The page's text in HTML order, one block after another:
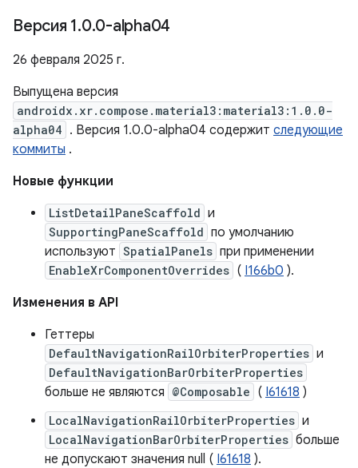
Версия 1.0.0-alpha04
26 февраля 2025 г.
Выпущена версия
androidx.xr.compose.material3:material3:1.0.0-
alpha04 . Версия 1.0.0-alpha04 содержит следующие
коммиты .
Новые функции
ListDetailPaneScaffold и
SupportingPaneScaffold по умолчанию
используют SpatialPanels при применении
EnableXrComponentOverrides ( I166b0 ).
Изменения в API
Геттеры
DefaultNavigationRailOrbiterProperties и
DefaultNavigationBarOrbiterProperties
больше не являются @Composable ( I61618 )
LocalNavigationRailOrbiterProperties и
LocalNavigationBarOrbiterProperties больше
не допускают значения null ( I61618 ).